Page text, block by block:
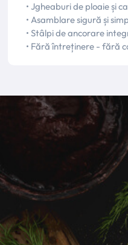
• Jgheaburi de ploaie și
• Asamblare sigură și
• Stâlpi de ancorare
• Fără întreținere - fără